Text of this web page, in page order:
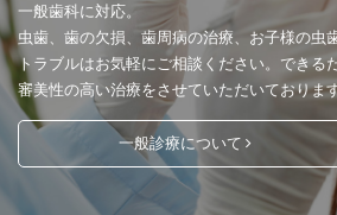
一般歯科に対応。
虫歯、歯の欠損、歯周病の治療、お子様の虫
トラブルはお気軽にご相談ください。できる
審美性の高い治療をさせていただいておりま
一般診療について